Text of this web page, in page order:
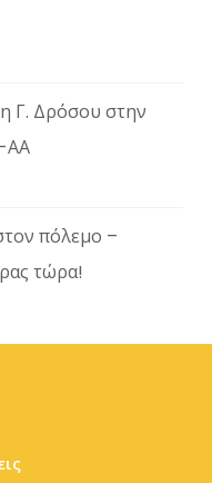
Γ. Δρόσου στην
ΑΑ
πόλεμο –
τώρα!